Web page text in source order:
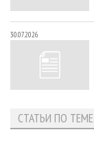
30.07.2026
СТАТЬИ ПО ТЕМЕ